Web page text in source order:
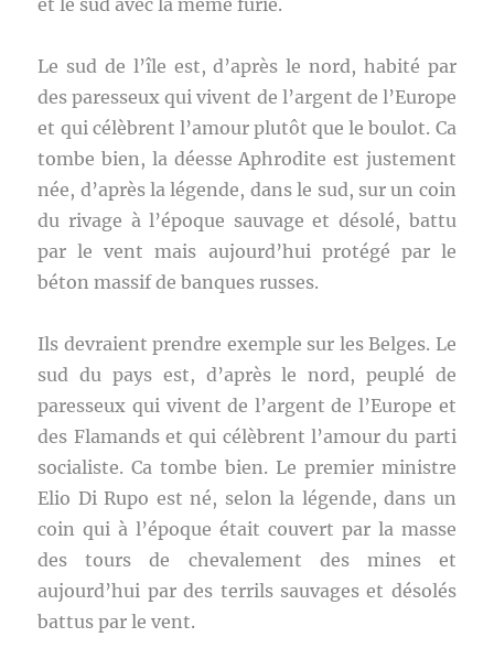
et le sud avec la même furie.
Le sud de l’île est, d’après le nord, habité par
des paresseux qui vivent de l’argent de l’Europe
et qui célèbrent l’amour plutôt que le boulot. Ca
tombe bien, la déesse Aphrodite est justement
née, d’après la légende, dans le sud, sur un coin
du rivage à l’époque sauvage et désolé, battu
par le vent mais aujourd’hui protégé par le
béton massif de banques russes.
Ils devraient prendre exemple sur les Belges. Le
sud du pays est, d’après le nord, peuplé de
paresseux qui vivent de l’argent de l’Europe et
des Flamands et qui célèbrent l’amour du parti
socialiste. Ca tombe bien. Le premier ministre
Elio Di Rupo est né, selon la légende, dans un
coin qui à l’époque était couvert par la masse
des tours de chevalement des mines et
aujourd’hui par des terrils sauvages et désolés
battus par le vent.